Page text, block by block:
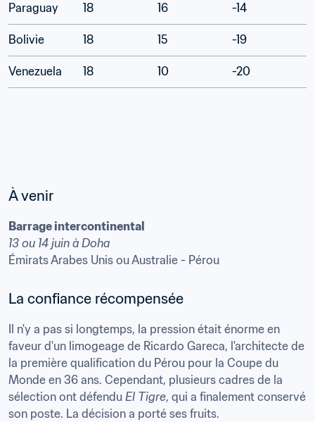
Paraguay 18 16 -14
Bolivie 18 15 -19
Venezuela 18 10 -20
Barrage intercontinental
Émirats Arabes Unis ou Australie - Pérou
Il n'y a pas si longtemps, la pression était énorme en
faveur d'un limogeage de Ricardo Gareca, l'architecte de
la première qualification du Pérou pour la Coupe du
Monde en 36 ans. Cependant, plusieurs cadres de la
sélection ont défendu El Tigre, qui a finalement conservé